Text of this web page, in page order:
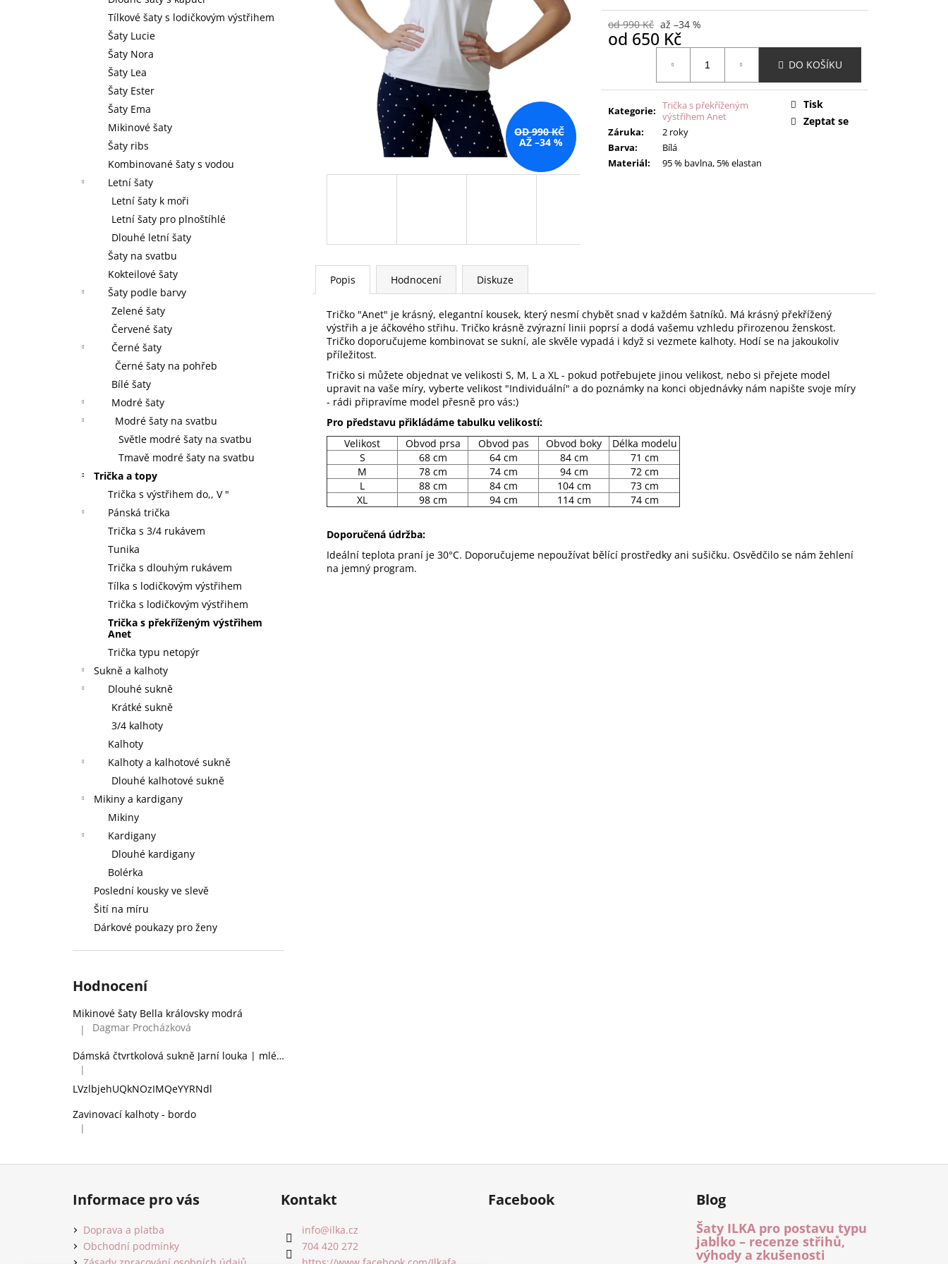
Tílkové šaty s lodičkovým výstřihem
Šaty Lucie
Šaty Nora
Šaty Lea
Šaty Ester
Šaty Ema
Mikinové šaty
Šaty ribs
Kombinované šaty s vodou
Letní šaty
Letní šaty k moři
Letní šaty pro plnoštíhlé
Dlouhé letní šaty
Šaty na svatbu
Kokteilové šaty
Šaty podle barvy
Zelené šaty
Červené šaty
Černé šaty
Černé šaty na pohřeb
Bílé šaty
Modré šaty
Modré šaty na svatbu
Světle modré šaty na svatbu
Tmavě modré šaty na svatbu
Trička a topy
Trička s výstřihem do,, V "
Pánská trička
Trička s 3/4 rukávem
Tunika
Trička s dlouhým rukávem
Tílka s lodičkovým výstřihem
Trička s lodičkovým výstřihem
Trička s překříženým výstřihem
Anet
Trička typu netopýr
Sukně a kalhoty
Dlouhé sukně
Krátké sukně
3/4 kalhoty
Kalhoty
Kalhoty a kalhotové sukně
Dlouhé kalhotové sukně
Mikiny a kardigany
Mikiny
Kardigany
Dlouhé kardigany
Bolérka
Poslední kousky ve slevě
Šití na míru
Dárkové poukazy pro ženy
Hodnocení
Mikinové šaty Bella královsky modrá
Hodnocení produktu je 5 z 5 hvězdiček.
| Dagmar Procházková
Dámská čtvrtkolová sukně Jarní louka | mléčné hedvábí
Hodnocení produktu je 2 z 5 hvězdiček.
|
LVzlbjehUQkNOzIMQeYYRNdl
Zavinovací kalhoty - bordo
Hodnocení produktu je 5 z 5 hvězdiček.
|
od 990 Kč až –34 %
od 650 Kč
DO KOŠÍKU
Kategorie: Trička s překříženým
výstřihem Anet
Záruka:
2 roky
Barva:
Bílá
Materiál: 95 % bavlna, 5% elastan
Tisk
Zeptat se
OD 990 KČ
AŽ –34 %
Popis Hodnocení Diskuze
Tričko "Anet" je krásný, elegantní kousek, který nesmí chybět snad v každém šatníků. Má krásný překřížený
výstřih a je áčkového střihu. Tričko krásně zvýrazní linii poprsí a dodá vašemu vzhledu přirozenou ženskost.
Tričko doporučujeme kombinovat se sukní, ale skvěle vypadá i když si vezmete kalhoty. Hodí se na jakoukoliv
příležitost.
Tričko si můžete objednat ve velikosti S, M, L a XL - pokud potřebujete jinou velikost, nebo si přejete model
upravit na vaše míry, vyberte velikost "Individuální" a do poznámky na konci objednávky nám napište svoje míry
- rádi připravíme model přesně pro vás:)
Pro představu přikládáme tabulku velikostí:
Velikost
Obvod prsa Obvod pas Obvod boky
Délka modelu
S
68 cm 64 cm 84 cm
71 cm
M
78 cm 74 cm 94 cm
72 cm
L
88 cm 84 cm 104 cm
73 cm
XL
98 cm 94 cm 114 cm 74 cm
Doporučená údržba:
Ideální teplota praní je 30°C. Doporučujeme nepoužívat bělící prostředky ani sušičku. Osvědčilo se nám žehlení
na jemný program.
Z
Informace pro vás
Doprava a platba
Obchodní podmínky
Kontakt
info@ilka.cz
704 420 272
Facebook Blog
Šaty ILKA pro postavu typu
jablko – recenze střihů,
výhody a zkušenosti